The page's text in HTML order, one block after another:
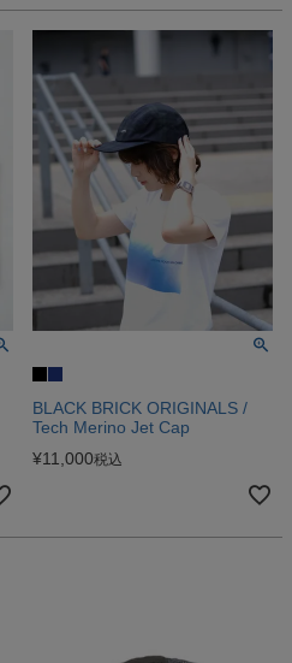
BLACK BRICK ORIGINALS /
Tech Merino Jet Cap
¥11,000税込